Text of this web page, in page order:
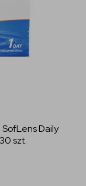
Daily
szt.